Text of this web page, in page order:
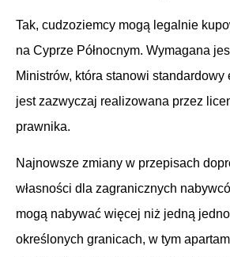
Tak, cudzoziemcy mogą legalnie
na Cyprze Północnym. Wymagana
Ministrów, która stanowi standardowy
jest zazwyczaj realizowana przez
prawnika.
Najnowsze zmiany w przepisach
własności dla zagranicznych
mogą nabywać więcej niż jedną
określonych granicach, w tym